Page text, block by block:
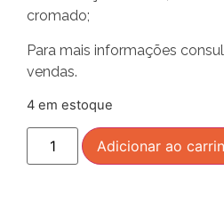
cromado;
Para mais informações
vendas.
4 em estoque
Adicionar ao